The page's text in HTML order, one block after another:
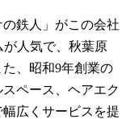
鉄人」がこの会社
が人気で、秋葉原
、昭和9年創業の
ペース、ヘアエク
広くサービスを提